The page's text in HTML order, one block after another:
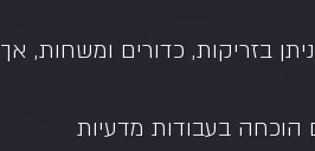
ניתן בזריקות, כדורים ומשחות, אך
בעבודות מדעיות